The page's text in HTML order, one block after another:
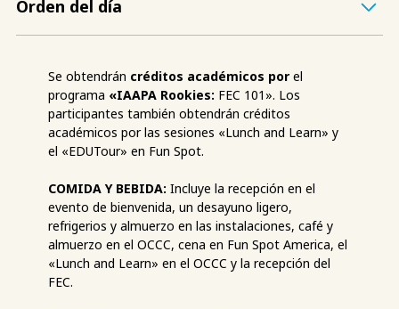
Orden del día
Se obtendrán créditos académicos por el
programa «IAAPA Rookies: FEC 101». Los
participantes también obtendrán créditos
académicos por las sesiones «Lunch and Learn» y
el «EDUTour» en Fun Spot.
COMIDA Y BEBIDA: Incluye la recepción en el
evento de bienvenida, un desayuno ligero,
refrigerios y almuerzo en las instalaciones, café y
almuerzo en el OCCC, cena en Fun Spot America, el
«Lunch and Learn» en el OCCC y la recepción del
FEC.